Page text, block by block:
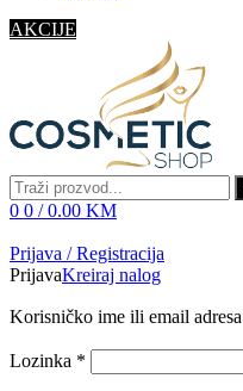
AKCIJE
0 0 / 0.00 KM
Prijava / Registracija
PrijavaKreiraj nalog
Korisničko ime ili email adresa
Lozinka *